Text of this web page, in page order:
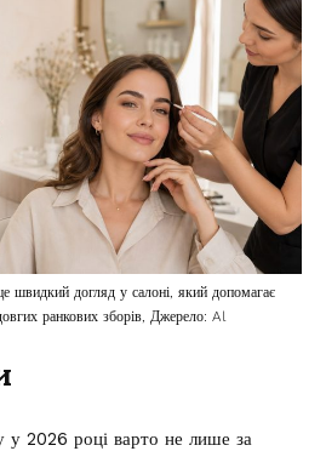
швидкий догляд у салоні, який допомагає
ранкових зборів, Джерело: Al
у 2026 році варто не лише за